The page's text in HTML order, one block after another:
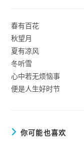
春有百花
秋望月
夏有凉风
冬听雪
心中若无烦恼事
便是人生好时节
你可能也喜欢